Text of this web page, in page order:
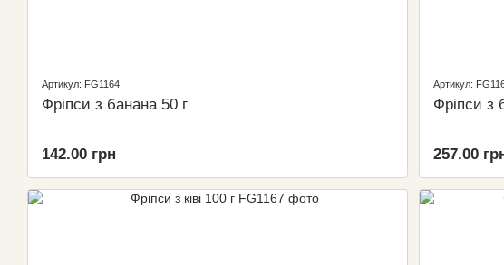
Артикул: FG1164
Фріпси з банана 50 г
142.00 грн
Артикул:
Фріпси з
257.00